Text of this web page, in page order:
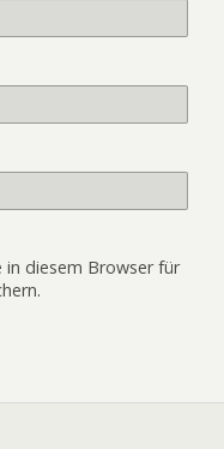
in diesem Browser für